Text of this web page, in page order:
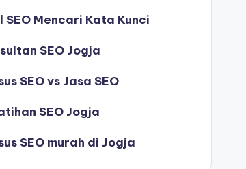
SEO Mencari Kata Kunci
SEO Jogja
SEO vs Jasa SEO
SEO Jogja
SEO murah di Jogja